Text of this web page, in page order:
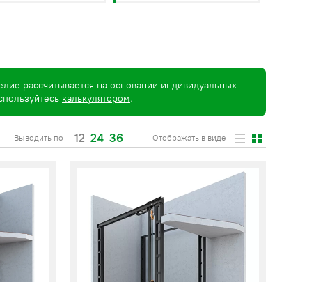
рассчитывается на основании индивидуальных
калькулятором.
Выводить по 12 24 36 Отображать в виде